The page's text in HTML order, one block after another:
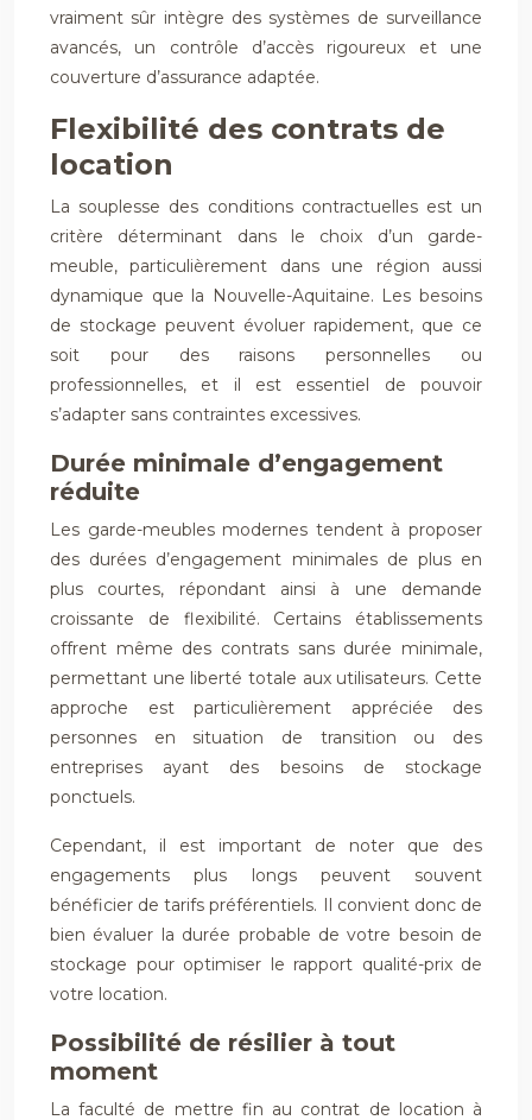
vraiment sûr intègre des systèmes de surveillance
avancés, un contrôle d’accès rigoureux et une
couverture d’assurance adaptée.
Flexibilité des contrats de
location
La souplesse des conditions contractuelles est un
critère déterminant dans le choix d’un garde-
meuble, particulièrement dans une région aussi
dynamique que la Nouvelle-Aquitaine. Les besoins
de stockage peuvent évoluer rapidement, que ce
soit pour des raisons personnelles ou
professionnelles, et il est essentiel de pouvoir
s’adapter sans contraintes excessives.
Durée minimale d’engagement
réduite
Les garde-meubles modernes tendent à proposer
des durées d’engagement minimales de plus en
plus courtes, répondant ainsi à une demande
croissante de flexibilité. Certains établissements
offrent même des contrats sans durée minimale,
permettant une liberté totale aux utilisateurs. Cette
approche est particulièrement appréciée des
personnes en situation de transition ou des
entreprises ayant des besoins de stockage
ponctuels.
Cependant, il est important de noter que des
engagements plus longs peuvent souvent
bénéficier de tarifs préférentiels. Il convient donc de
bien évaluer la durée probable de votre besoin de
stockage pour optimiser le rapport qualité-prix de
votre location.
Possibilité de résilier à tout
moment
La faculté de mettre fin au contrat de location à